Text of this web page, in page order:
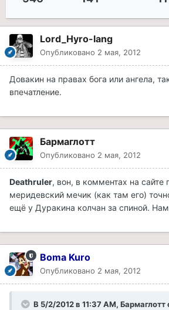
Lord_Hyro-lang
Опубликовано 2 мая, 2012
Довакин на правах бога или ангела,
впечатление.
Бармаглотт
Опубликовано 2 мая, 2012
Deathruler, вон, в комментах на сайте
меридевский мечик (как там его)
ещё у Дуракина колчан за спиной.
Boma Kuro
Опубликовано 2 мая, 2012
В 5/2/2012 в 11:37 AM, Бармаглотт